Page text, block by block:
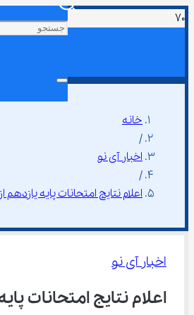
خانه
/
اخبار آی نو
/
اعلام نتایج امتحانات پایه یازدهم از
اخبار آی نو
اعلام نتایج امتحانات